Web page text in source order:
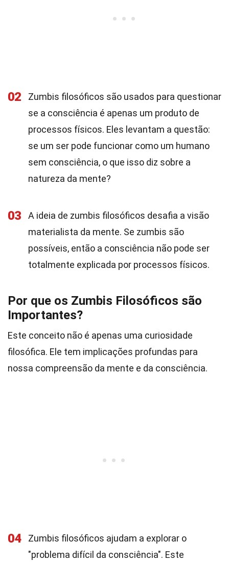
02
Zumbis filosóficos são usados para questionar
se a consciência é apenas um produto de
processos físicos. Eles levantam a questão:
se um ser pode funcionar como um humano
sem consciência, o que isso diz sobre a
natureza da mente?
03
A ideia de zumbis filosóficos desafia a visão
materialista da mente. Se zumbis são
possíveis, então a consciência não pode ser
totalmente explicada por processos físicos.
Por que os Zumbis Filosóficos são
Importantes?
Este conceito não é apenas uma curiosidade
filosófica. Ele tem implicações profundas para
nossa compreensão da mente e da consciência.
04
Zumbis filosóficos ajudam a explorar o
"problema difícil da consciência". Este